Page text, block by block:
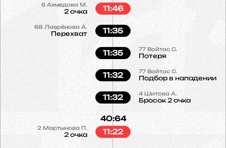
6 Ахмедова М.
2 очка
11:46
68 Лаврёнова А.
Перехват 11:35
77 Войтас С.
Потеря
11:35
77 Войтас С.
Подбор в нападении
11:32
4 Шитова А.
Бросок 2 очка
11:32
2 Мартынова П.
2 очка
40:64
11:22